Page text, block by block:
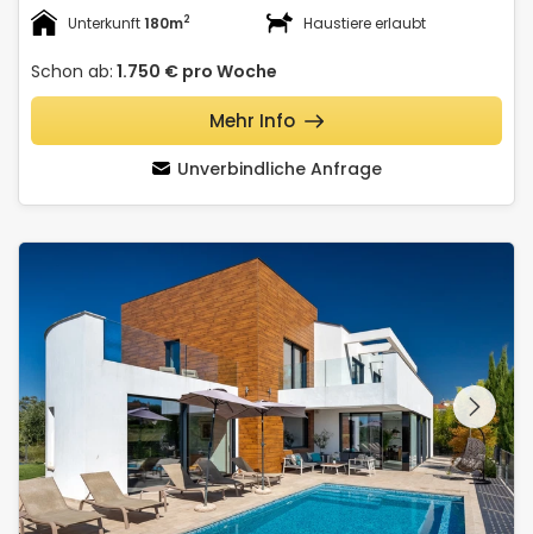
Unterkunft180m2 Haustiere erlaubt
Schon ab: 1.750 € pro Woche
Unverbindliche Anfrage
Mehr Info
Schauen Sie sich die
gesamte Galerie